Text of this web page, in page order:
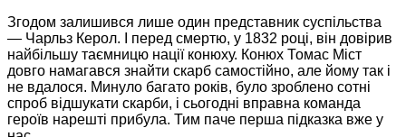
Згодом залишився лише один представник суспільства
— Чарльз Керол. І перед смертю, у 1832 році, він довірив
найбільшу таємницю нації конюху. Конюх Томас Міст
довго намагався знайти скарб самостійно, але йому так і
не вдалося. Минуло багато років, було зроблено сотні
спроб відшукати скарби, і сьогодні вправна команда
героїв нарешті прибула. Тим паче перша підказка вже у